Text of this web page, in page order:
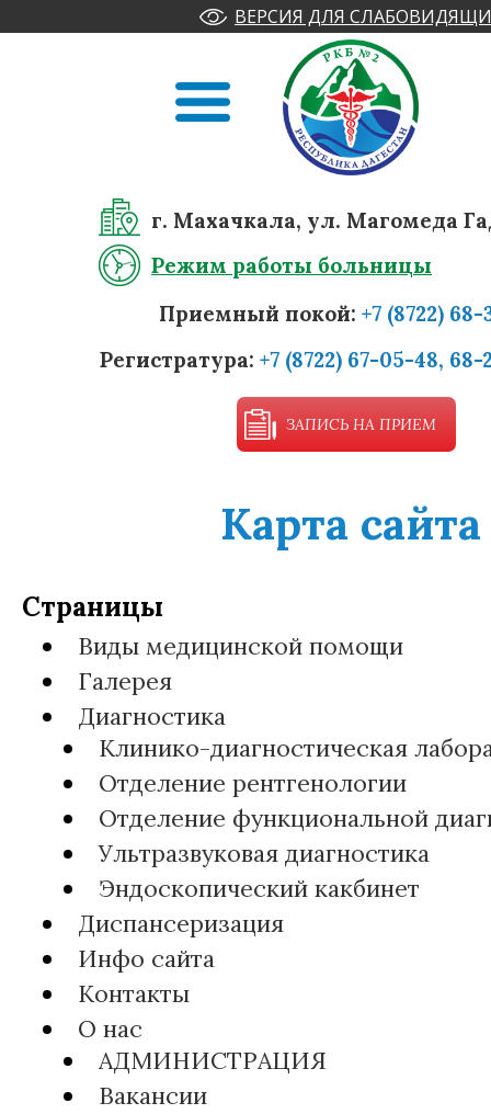
ВЕРСИЯ ДЛЯ
г. Махачкала, ул. Магомеда
Режим работы больницы
Приемный покой: +7 (8722)
Регистратура: +7 (8722) 67-05-48, 68-
ЗАПИСЬ НА ПРИЕМ
Карта сайта
Страницы
Виды медицинской помощи
Галерея
Диагностика
Клинико-диагностическая
Отделение рентгенологии
Отделение функциональной
Ультразвуковая диагностика
Эндоскопический какбинет
Диспансеризация
Инфо сайта
Контакты
О нас
АДМИНИСТРАЦИЯ
Вакансии